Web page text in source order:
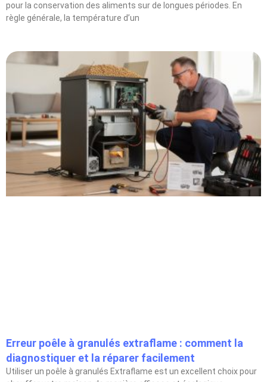
pour la conservation des aliments sur de longues périodes. En
règle générale, la température d’un
Erreur poêle à granulés extraflame : comment la
diagnostiquer et la réparer facilement
Utiliser un poêle à granulés Extraflame est un excellent choix pour